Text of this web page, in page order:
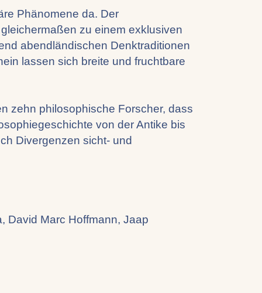
Phänomene da. Der
zu einem exklusiven
abendländischen Denktraditionen
lassen sich breite und fruchtbare
zehn philosophische Forscher, dass
von der Antike bis
Divergenzen sicht- und
David Marc Hoffmann, Jaap